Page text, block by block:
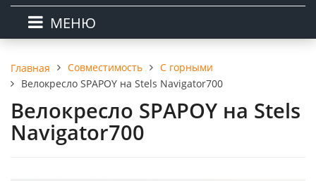
МЕНЮ
Главная Совместимость
С горными
Велокресло SPAPOY на Stels Navigator700
Велокресло SPAPOY на Stels
Navigator700